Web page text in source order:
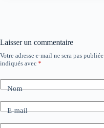
Laisser un commentaire
Votre adresse e-mail ne sera pas publiée.
indiqués avec *
Nom
E-mail